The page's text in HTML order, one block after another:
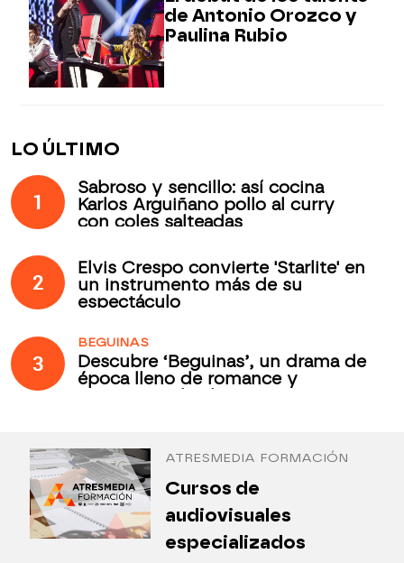
de Antonio Orozco y
Paulina Rubio
LO ÚLTIMO
1
Sabroso y sencillo: así cocina
Karlos Arguiñano pollo al curry
con coles salteadas
2
Elvis Crespo convierte 'Starlite' en
un instrumento más de su
espectáculo
3
BEGUINAS
Descubre ‘Beguinas’, un drama de
época lleno de romance y
ATRESMEDIA FORMACIÓN
Cursos de
audiovisuales
especializados